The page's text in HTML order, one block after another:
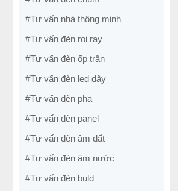
#Tư vấn nhà thông minh
#Tư vấn đèn rọi ray
#Tư vấn đèn ốp trần
#Tư vấn đèn led dây
#Tư vấn đèn pha
#Tư vấn đèn panel
#Tư vấn đèn âm đất
#Tư vấn đèn âm nước
#Tư vấn đèn buld